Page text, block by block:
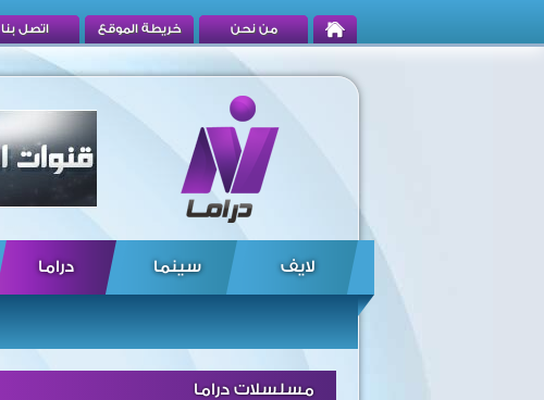
من نحن خريطة الموقع اتصل بنا
لايف سينما دراما
مسلسلات دراما